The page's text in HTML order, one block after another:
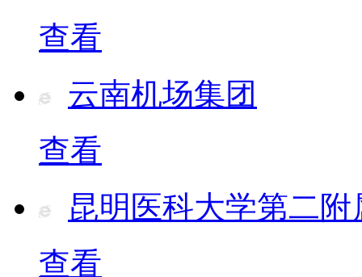
查看
云南机场集团
查看
昆明医科大学第二附
查看